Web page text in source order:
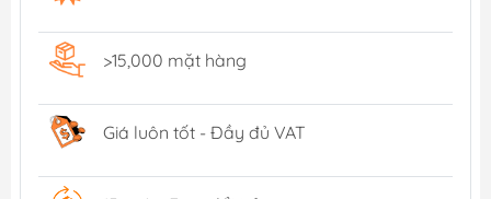
>15,000 mặt hàng
Giá luôn tốt - Đầy đủ VAT